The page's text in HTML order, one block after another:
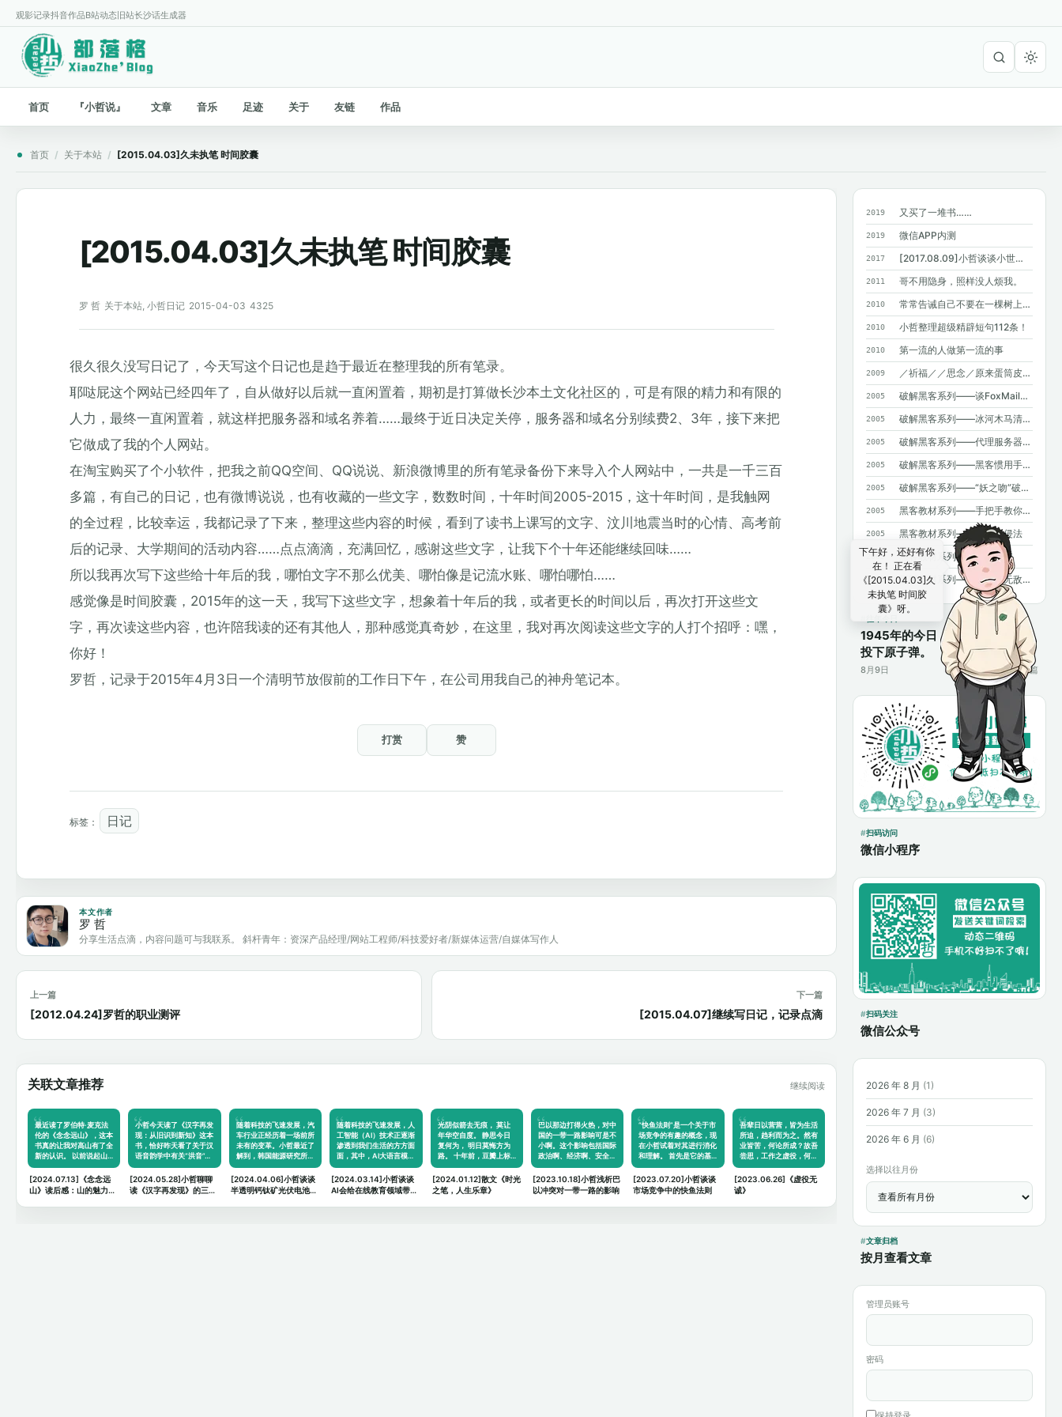
观影记录抖音作品B站动态 旧站长沙话生成器
首页 『小哲说』 文章 音乐 足迹 关于 友链 作品
首页 / 关于本站 / [2015.04.03]久未执笔 时间胶囊
2019 又买了一堆书……
2019 微信APP内测
2017 [2017.08.09]小哲谈谈小世界六度分隔理论
2011 哥不用隐身，照样没人烦我。
2010 常常告诫自己不要在一棵树上吊死，结果…...
2010 小哲整理超级精辟短句112条！
2010 第一流的人做第一流的事
2009 ／祈福／／思念／原来蛋筒皮能吃呀~
2005 破解黑客系列——谈FoxMail和OICQ泄密
2005 破解黑客系列——冰河木马清除法
2005 破解黑客系列——代理服务器藏IP（高手免看）
2005 破解黑客系列——黑客惯用手法揭密
2005 破解黑客系列——“妖之吻”破解法二则
2005 黑客教材系列——手把手教你NT入侵
2005 黑客教材系列——口令入侵法
2005 黑客教材系列——密码知识
2005 黑客教材系列——BBS的无敌杀手
1945年的今日，美国在日本长崎
投下原子弹。
8月9日 17篇
扫码访问
微信小程序
扫码关注
微信公众号
2026 年 8 月 (1)
2026 年 7 月 (3)
2026 年 6 月 (6)
选择以往月份
文章归档
按月查看文章
管理员账号
密码
[2015.04.03]久未执笔 时间胶囊
罗 哲 关于本站, 小哲日记 2015-04-03 4325
很久很久没写日记了，今天写这个日记也是趋于最近在整理我的所有笔录。
耶哒屁这个网站已经四年了，自从做好以后就一直闲置着，期初是打算做长沙本土文化社区的，可是有限的精力和有限的
人力，最终一直闲置着，就这样把服务器和域名养着……最终于近日决定关停，服务器和域名分别续费2、3年，接下来把
它做成了我的个人网站。
在淘宝购买了个小软件，把我之前QQ空间、QQ说说、新浪微博里的所有笔录备份下来导入个人网站中，一共是一千三百
多篇，有自己的日记，也有微博说说，也有收藏的一些文字，数数时间，十年时间2005-2015，这十年时间，是我触网
的全过程，比较幸运，我都记录了下来，整理这些内容的时候，看到了读书上课写的文字、汶川地震当时的心情、高考前
后的记录、大学期间的活动内容……点点滴滴，充满回忆，感谢这些文字，让我下个十年还能继续回味……
所以我再次写下这些给十年后的我，哪怕文字不那么优美、哪怕像是记流水账、哪怕哪怕……
感觉像是时间胶囊，2015年的这一天，我写下这些文字，想象着十年后的我，或者更长的时间以后，再次打开这些文
字，再次读这些内容，也许陪我读的还有其他人，那种感觉真奇妙，在这里，我对再次阅读这些文字的人打个招呼：嘿，
你好！
罗哲，记录于2015年4月3日一个清明节放假前的工作日下午，在公司用我自己的神舟笔记本。
打赏 赞
标签： 日记
本文作者
罗 哲
分享生活点滴，内容问题可与我联系。 斜杆青年：资深产品经理/网站工程师/科技爱好者/新媒体运营/自媒体写作人
上一篇
[2012.04.24]罗哲的职业测评
下一篇
[2015.04.07]继续写日记，记录点滴
关联文章推荐 继续阅读
最近读了罗伯特·麦克法
伦的《念念远山》，这本
书真的让我对高山有了全
新的认识。 以前说起山…
[2024.07.13]《念念远
山》读后感：山的魅力与
小哲今天读了《汉字再发
现：从旧识到新知》这本
书，恰好昨天看了关于汉
语音韵学中有关“洪音”…
[2024.05.28]小哲聊聊
读《汉字再发现》的三个
随着科技的飞速发展，汽
车行业正经历着一场前所
未有的变革。小哲最近了
解到，韩国能源研究所…
[2024.04.06]小哲谈谈
半透明钙钛矿光伏电池对
随着科技的飞速发展，人
工智能（AI）技术正逐渐
渗透到我们生活的方方面
面，其中，AI大语言模…
[2024.03.14]小哲谈谈
AI会给在线教育领域带来
光阴似箭去无痕， 莫让
年华空自度。 静思今日
复何为， 明日莫悔方为
路。 十年前，豆瓣上标
[2024.01.12]散文《时光
之笔，人生乐章》
巴以那边打得火热，对中
国的一带一路影响可是不
小啊。这个影响包括国际
政治啊、经济啊、安全…
[2023.10.18]小哲浅析巴
以冲突对一带一路的影响
“快鱼法则”是一个关于市
场竞争的有趣的概念，现
在小哲试着对其进行消化
和理解。 首先是它的基…
[2023.07.20]小哲谈谈
市场竞争中的快鱼法则
吾辈日以营营，皆为生活
所迫，趋利而为之。然有
业皆苦，何论所成？故吾
尝思，工作之虚役，何…
[2023.06.26]《虚役无
诚》
下午好，还好有你
在！ 正在看
《[2015.04.03]久
未执笔 时间胶
囊》呀。